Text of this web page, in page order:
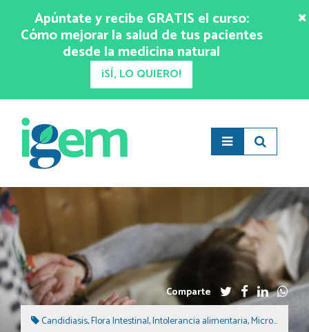
Apúntate y recibe GRATIS el curso:
Cómo mejorar la salud de tus pacientes
desde la medicina natural
¡SÍ, LO QUIERO!
Comparte
Candidiasis,Flora Intestinal,Intolerancia alimentaria,Microbiota ,